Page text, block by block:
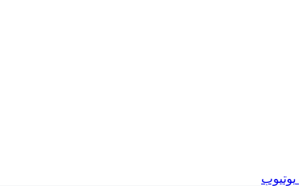
يوتيوب